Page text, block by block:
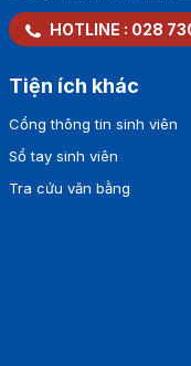
HOTLINE : 028
Tiện ích khác
Cổng thông tin sinh viên
Sổ tay sinh viên
Tra cứu văn bằng